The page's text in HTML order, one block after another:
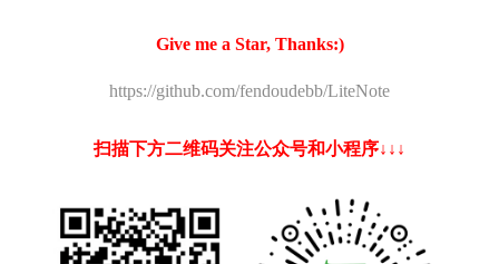
Give me a Star, Thanks:)
https://github.com/fendoudebb/LiteNote
扫描下方二维码关注公众号和小程序↓↓↓